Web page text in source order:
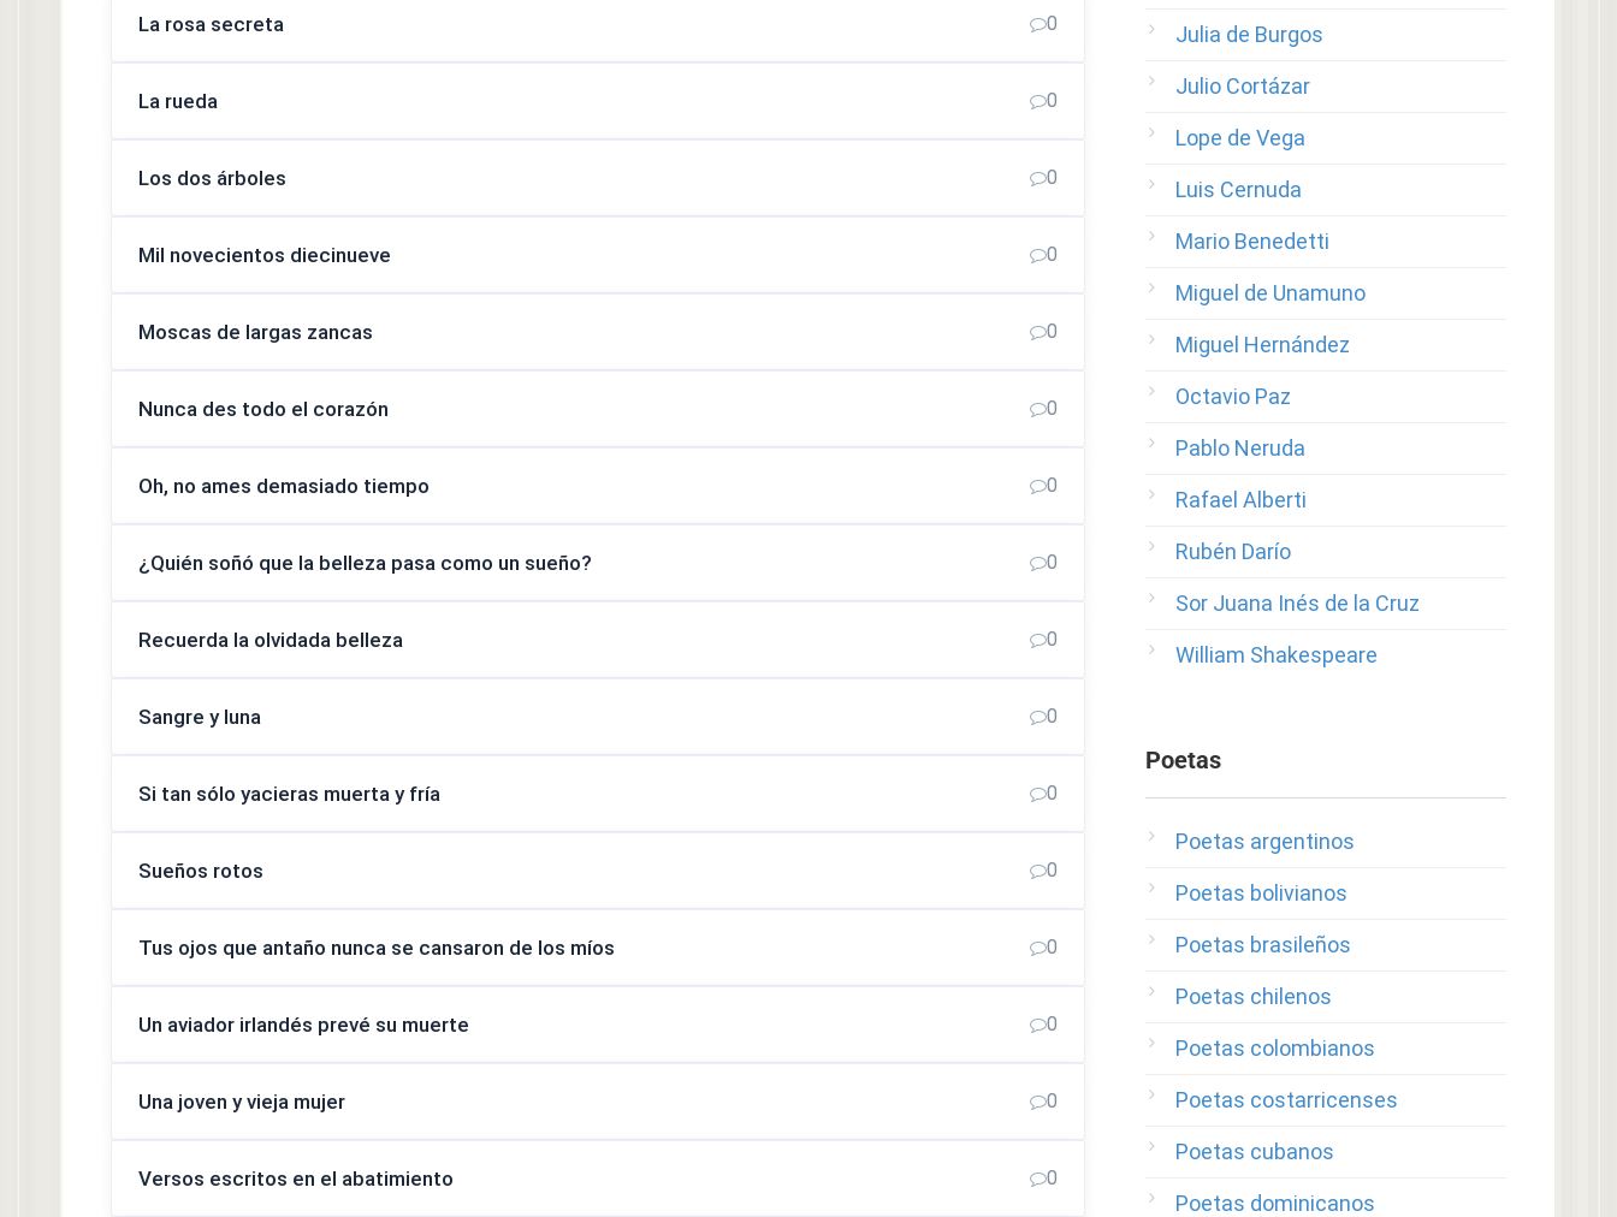
La rosa secreta 0
La rueda 0
Los dos árboles 0
Mil novecientos diecinueve 0
Moscas de largas zancas 0
Nunca des todo el corazón 0
Oh, no ames demasiado tiempo 0
¿Quién soñó que la belleza pasa como un sueño? 0
Recuerda la olvidada belleza 0
Sangre y luna 0
Si tan sólo yacieras muerta y fría 0
Sueños rotos 0
Tus ojos que antaño nunca se cansaron de los míos 0
Un aviador irlandés prevé su muerte 0
Una joven y vieja mujer 0
Versos escritos en el abatimiento 0
Julia de Burgos
Julio Cortázar
Lope de Vega
Luis Cernuda
Mario Benedetti
Miguel de Unamuno
Miguel Hernández
Octavio Paz
Pablo Neruda
Rafael Alberti
Rubén Darío
Sor Juana Inés de la Cruz
William Shakespeare
Poetas
Poetas argentinos
Poetas bolivianos
Poetas brasileños
Poetas chilenos
Poetas colombianos
Poetas costarricenses
Poetas cubanos
Poetas dominicanos